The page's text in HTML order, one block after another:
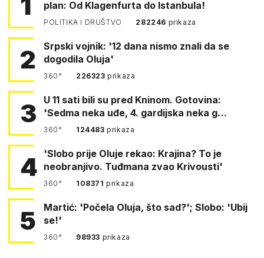
plan: Od Klagenfurta do Istanbula!
POLITIKA I DRUŠTVO 282246 prikaza
2
Srpski vojnik: '12 dana nismo znali da se
dogodila Oluja'
360° 226323prikaza
3
U 11 sati bili su pred Kninom. Gotovina:
'Sedma neka uđe, 4. gardijska neka g…
360° 124483prikaza
4
'Slobo prije Oluje rekao: Krajina? To je
neobranjivo. Tuđmana zvao Krivousti'
360° 108371prikaza
5
Martić: 'Počela Oluja, što sad?'; Slobo: 'Ubij
se!'
360° 98933 prikaza